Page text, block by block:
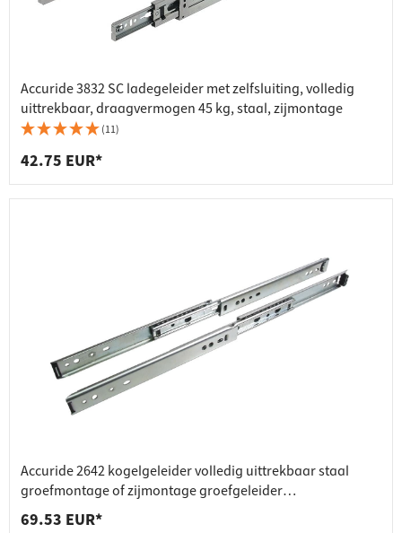
Accuride 3832 SC ladegeleider met zelfsluiting, volledig
uittrekbaar, draagvermogen 45 kg, staal, zijmontage
(11)
42.75 EUR*
Accuride 2642 kogelgeleider volledig uittrekbaar staal
groefmontage of zijmontage groefgeleider
draagvermogen b
69.53 EUR*